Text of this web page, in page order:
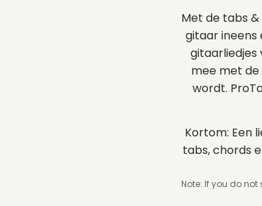
Met de tabs &
gitaar ineens
gitaarliedjes
mee met
wordt.
Kortom: Een
tabs, chords
Note: If you do